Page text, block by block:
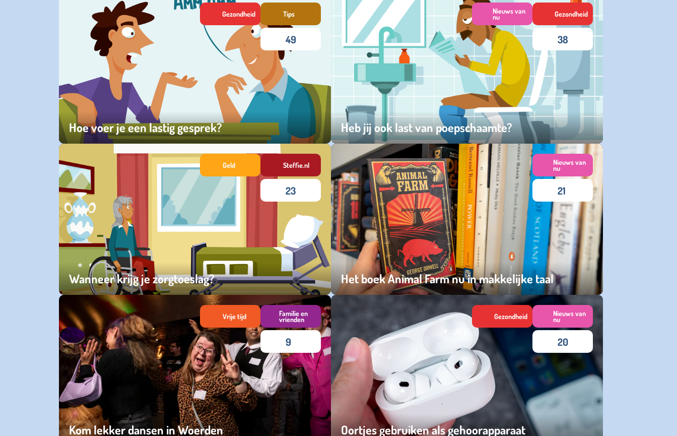
Hoe voer je een lastig gesprek?
zaterdag 07 maart 2026
Gezondheid Tips
49
Heb jij ook last van poepschaamte?
maandag 06 oktober 2025
Nieuws van
nu Gezondheid
38
Wanneer krijg je zorgtoeslag?
maandag 07 april 2025
Geld Steffie.nl
23
Het boek Animal Farm nu in makkelijke taal
donderdag 06 maart 2025
Nieuws van
nu
21
Kom lekker dansen in Woerden
Vrije tijd Familie en
vrienden
9
Oortjes gebruiken als gehoorapparaat
Gezondheid Nieuws van
nu
20